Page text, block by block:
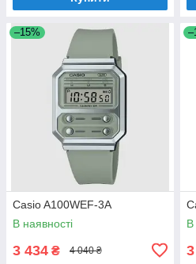
–15%
Casio A100WEF-3A
В наявності
3 434 ₴ 4 040 ₴
В